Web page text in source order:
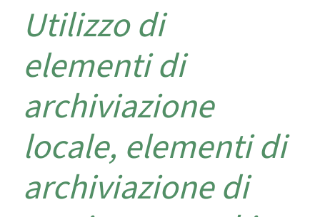
Utilizzo di
elementi di
archiviazione
locale, elementi di
archiviazione di